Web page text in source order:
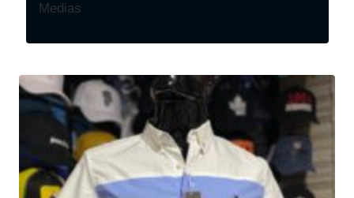
Medias